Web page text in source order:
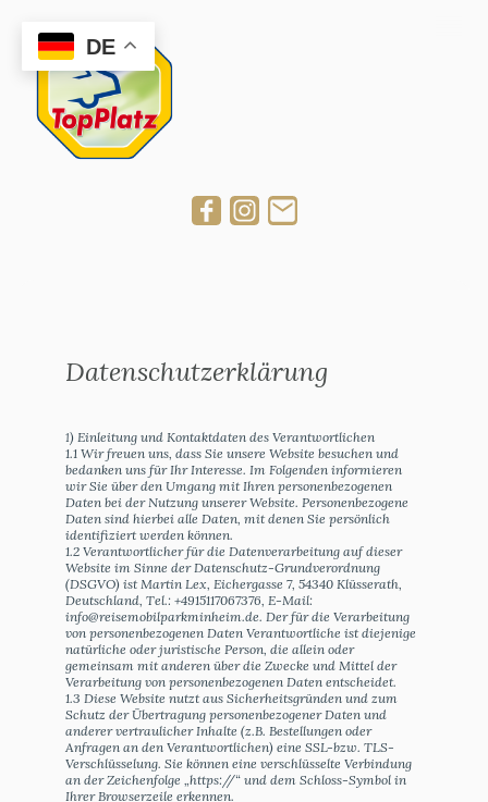
Datenschutzerklärung
1) Einleitung und Kontaktdaten des Verantwortlichen
1.1 Wir freuen uns, dass Sie unsere Website besuchen und
bedanken uns für Ihr Interesse. Im Folgenden informieren
wir Sie über den Umgang mit Ihren personenbezogenen
Daten bei der Nutzung unserer Website. Personenbezogene
Daten sind hierbei alle Daten, mit denen Sie persönlich
identifiziert werden können.
1.2 Verantwortlicher für die Datenverarbeitung auf dieser
Website im Sinne der Datenschutz-Grundverordnung
(DSGVO) ist Martin Lex, Eichergasse 7, 54340 Klüsserath,
Deutschland, Tel.: +4915117067376, E-Mail:
info@reisemobilparkminheim.de. Der für die Verarbeitung
von personenbezogenen Daten Verantwortliche ist diejenige
natürliche oder juristische Person, die allein oder
gemeinsam mit anderen über die Zwecke und Mittel der
Verarbeitung von personenbezogenen Daten entscheidet.
1.3 Diese Website nutzt aus Sicherheitsgründen und zum
Schutz der Übertragung personenbezogener Daten und
anderer vertraulicher Inhalte (z.B. Bestellungen oder
Anfragen an den Verantwortlichen) eine SSL-bzw. TLS-
Verschlüsselung. Sie können eine verschlüsselte Verbindung
an der Zeichenfolge „https://“ und dem Schloss-Symbol in
Ihrer Browserzeile erkennen.
DE